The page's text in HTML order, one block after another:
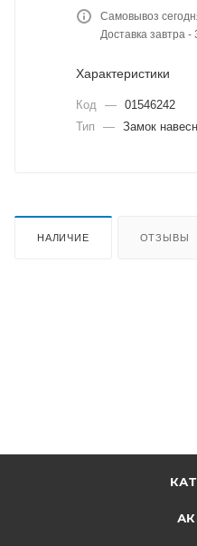
Самовывоз
Доставка завтра -
Характеристики
Код — 01546242
Тип
— Замок
НАЛИЧИЕ ОТЗЫВЫ